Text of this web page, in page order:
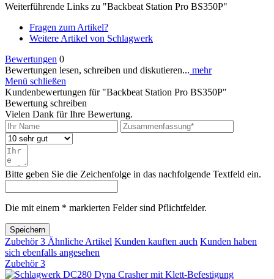
Weiterführende Links zu "Backbeat Station Pro BS350P"
Fragen zum Artikel?
Weitere Artikel von Schlagwerk
Bewertungen 0
Bewertungen lesen, schreiben und diskutieren... mehr
Menü schließen
Kundenbewertungen für "Backbeat Station Pro BS350P"
Bewertung schreiben
Vielen Dank für Ihre Bewertung.
Bitte geben Sie die Zeichenfolge in das nachfolgende Textfeld ein.
Die mit einem * markierten Felder sind Pflichtfelder.
Speichern
Zubehör3 Ähnliche Artikel Kunden kauften auch Kunden haben
sich ebenfalls angesehen
Zubehör3